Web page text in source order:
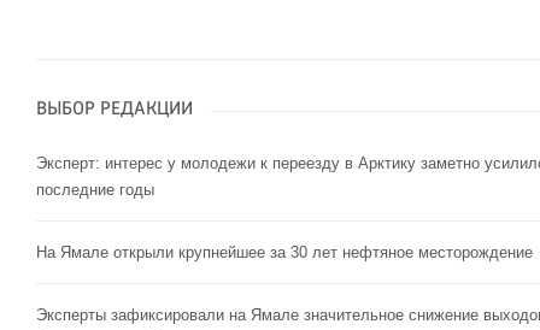
ВЫБОР РЕДАКЦИИ
Эксперт: интерес у молодежи к переезду в Арктику заметно
последние годы
На Ямале открыли крупнейшее за 30 лет нефтяное месторождение
Эксперты зафиксировали на Ямале значительное снижение